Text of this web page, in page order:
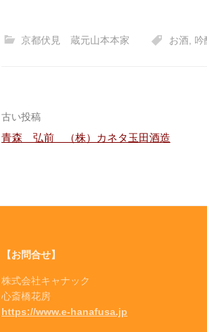
京都伏見 蔵元山本本家 お酒 吟
投
ビ
ー
シ
ョ
古い投稿
青森 弘前 （株）カネタ玉田酒造
【お問合せ】
株式会社キャナック
心斎橋花房
https://www.e-hanafusa.jp